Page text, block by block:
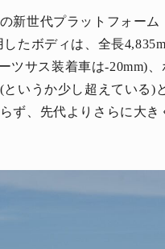
新世代プラットフォー
たボディは、全長
ツサス装着車は-20mm)
いうか少し超えている)
ず、先代よりさらに大